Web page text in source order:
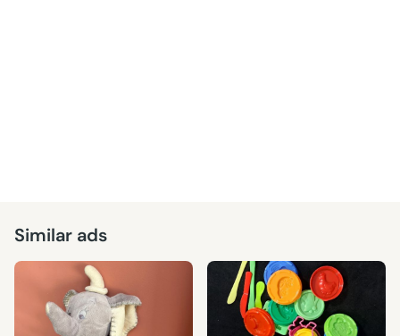
Similar ads